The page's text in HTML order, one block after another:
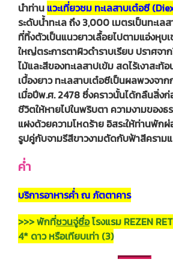
นำท่าน แวะเที่ยวชม ทะเลสาบเต๋อซี
ระดับน้ำทะเล ถึง 3,000 เมตรเป็นทะเล
ที่ทิ้งตัวเป็นแนวยาวเลื้อยไปตามแอ่งหุบ
ใหญ่ตระการตาผิวดำราบเรียบ ปราศจ
ไม้และสีของทะเลสาปเข้ม สดไร้เงาสะท้
เบื้องยาว ทะเลสาบเต๋อซีเป็นผลพวงจา
เมื่อปีพ.ศ. 2478 ซึ่งคราวนั้นได้กลืนสิ่ง
ชีวิตให้หายไปในพริบตา ความงามของธ
แฝงด้วยความโหดร้าย อิสระให้ท่านพัก
รูปคู่กับจามรีสีขาวงามตัดกับฟ้าสีคราม
ค่ำ
บริการอาหารค่ำ ณ ภัตตาคาร
>>> พักที่ชวนจู่ซื่อโรงแรม REZEN
4* ดาว หรือเทียบเท่า (3)